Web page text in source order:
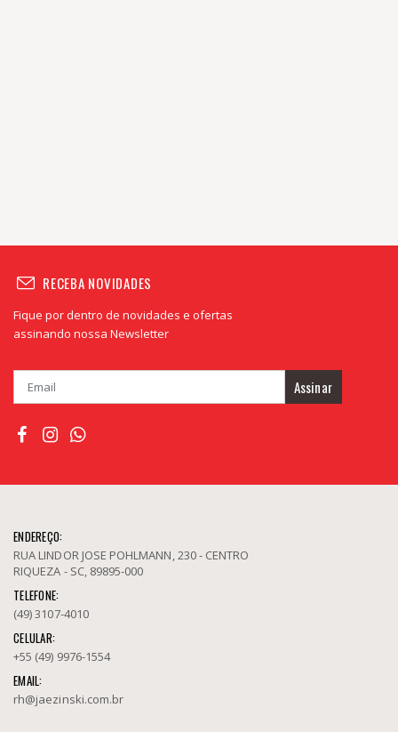
RECEBA NOVIDADES
Fique por dentro de novidades e ofertas
assinando nossa Newsletter
Assinar
ENDEREÇO:
RUA LINDOR JOSE POHLMANN, 230 - CENTRO
RIQUEZA - SC, 89895-000
TELEFONE:
(49) 3107-4010
CELULAR:
+55 (49) 9976-1554
EMAIL:
rh@jaezinski.com.br